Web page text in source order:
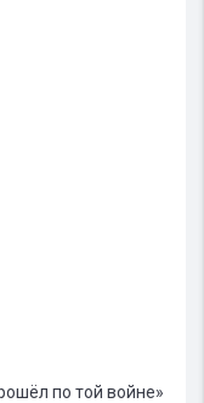
по той войне»